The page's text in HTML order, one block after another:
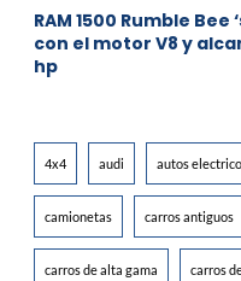
RAM 1500 Rumble Bee
con el motor V8 y
hp
4x4 audi autos
camionetas carros antiguos
carros de alta gama carros